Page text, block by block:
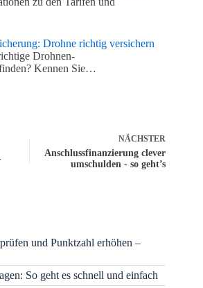
Drohne richtig versichern
Drohnen-
Kennen Sie…
NÄCHSTER
Anschlussfinanzierung clever
umschulden - so geht’s
und Punktzahl erhöhen –
So geht es schnell und einfach